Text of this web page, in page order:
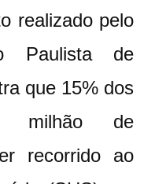
realizado pelo
Paulista de
que 15% dos
milhão de
recorrido ao